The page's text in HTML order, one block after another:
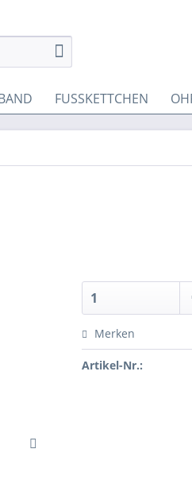
FUSSKETTCHEN
Merken
Artikel-Nr.: